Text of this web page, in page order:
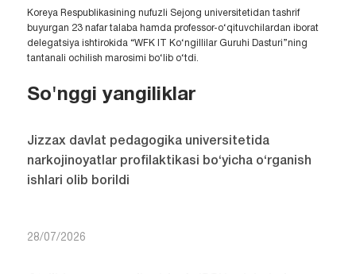
Koreya Respublikasining nufuzli Sejong universitetidan tashrif
buyurgan 23 nafar talaba hamda professor-o‘qituvchilardan iborat
delegatsiya ishtirokida “WFK IT Ko‘ngillilar Guruhi Dasturi”ning
tantanali ochilish marosimi bo‘lib o‘tdi.
So'nggi yangiliklar
Jizzax davlat pedagogika universitetida
narkojinoyatlar profilaktikasi bo‘yicha o‘rganish
ishlari olib borildi
28/07/2026